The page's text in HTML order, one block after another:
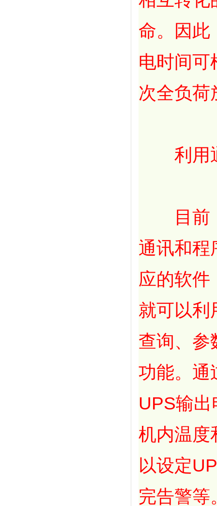
命。因此
电时间可
次全负荷
利用
目前，
通讯和程
应的软件
就可以利
查询、参
功能。通
UPS输
机内温度
以设定
完告警等